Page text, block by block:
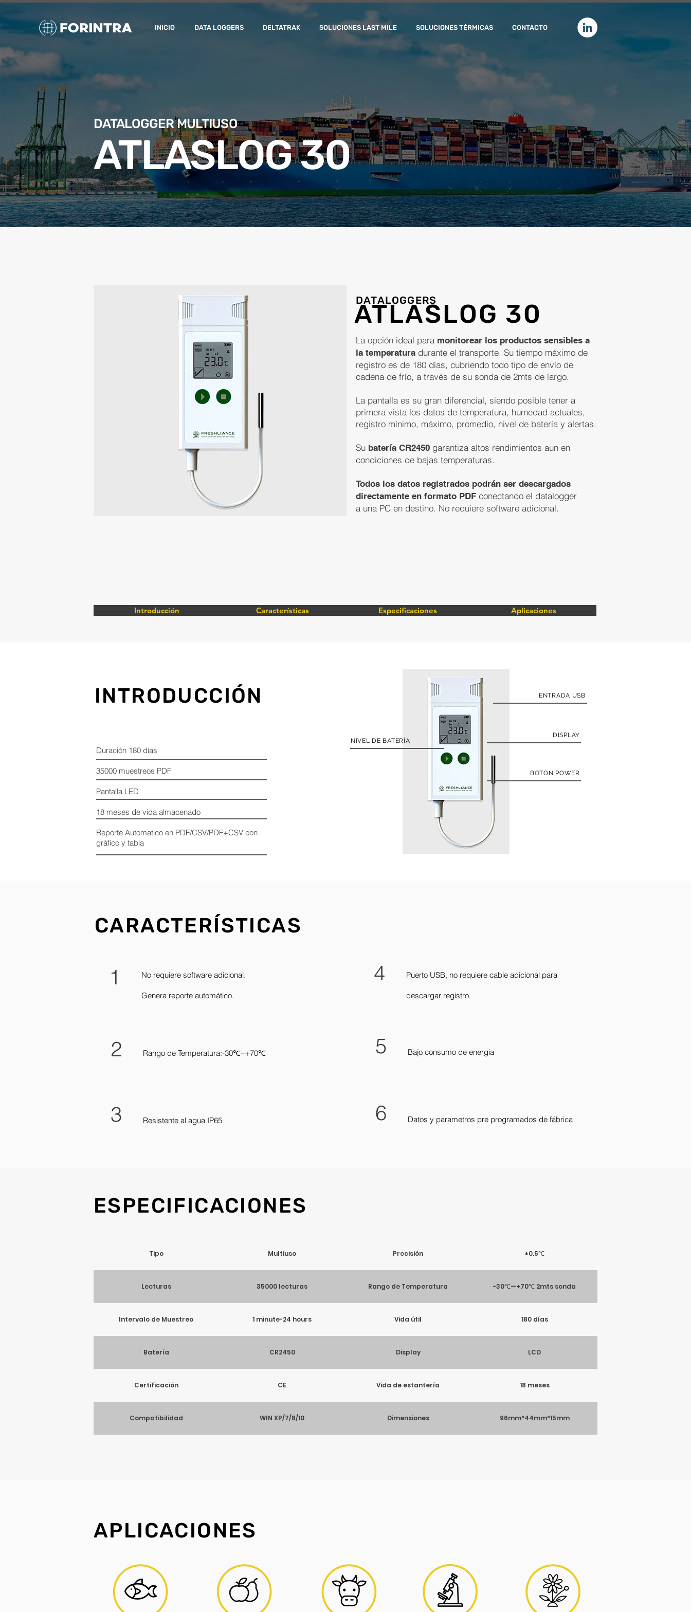
INICIO DATA LOGGERS DELTATRAK SOLUCIONES LAST MILE SOLUCIONES TÉRMICAS CONTACTO
ATLASLOG 30
DATALOGGER MULTIUSO
DATALOGGERS
ATLASLOG 30
La opción ideal para monitorear los productos sensibles a
la temperatura durante el transporte. ​Su tiempo máximo de
registro es de 180 días, cubriendo todo tipo de envío de
cadena de frío, a través de su sonda de 2mts de largo.
La pantalla es su gran diferencial, siendo posible tener a
primera vista los datos de temperatura, humedad actuales,
registro mínimo, máximo, promedio, nivel de batería y alertas.
Su batería CR2450 garantiza altos rendimientos aun en
condiciones de bajas temperaturas.
Todos los datos registrados podrán ser descargados
directamente en formato PDF conectando el datalogger
a una PC en destino. No requiere software adicional.
Introducción Características Especificaciones Aplicaciones
INTRODUCCIÓN
Duración 180 días
35000 muestreos PDF
Pantalla LED
18 meses de vida almacenado
Reporte Automatico en PDF/CSV/PDF+CSV con
gráfico y tabla
ENTRADA USB
DISPLAY
NIVEL DE BATERÍA
BOTON POWER
CARACTERÍSTICAS
1 No requiere software adicional.
Genera reporte automático.
4 Puerto USB, no requiere cable adicional para
descargar registro.
2 Rango de Temperatura:-30℃–+70℃ 5 Bajo consumo de energia
3 Resistente al agua IP65 6 Datos y parametros pre programados de fábrica
ESPECIFICACIONES
Tipo Multiuso Precisión ±0.5℃
Lecturas 35000 lecturas Rango de Temperatura -30℃—+70℃ 2mts sonda
Intervalo de Muestreo 1 minute-24 hours Vida útil 180 días
Batería CR2450 Display LCD
Certificación CE Vida de estantería 18 meses
Compatibilidad WIN XP/7/8/10 Dimensiones 96mm*44mm*15mm
APLICACIONES